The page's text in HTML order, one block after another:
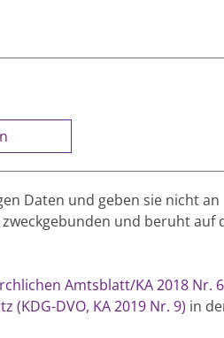
Daten und geben sie nicht an
und beruht auf
Amtsblatt/KA 2018 Nr.
DVO, KA 2019 Nr. 9) in